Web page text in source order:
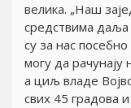
велика. „Наш
средствима даља
су за нас
могу да рачунају
а циљ владе
свих 45 градова